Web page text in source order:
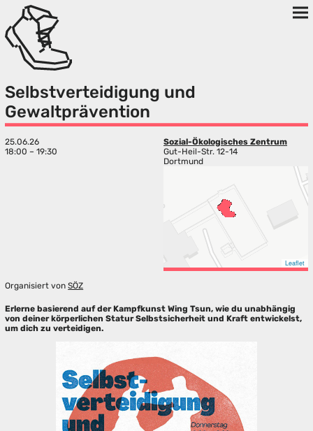
Selbstverteidigung und
Gewaltprävention
25.06.26
18:00 – 19:30
Sozial-Ökologisches Zentrum
Gut-Heil-Str. 12-14
Dortmund
Leaflet
Organisiert vonSÖZ
Erlerne basierend auf der Kampfkunst Wing Tsun, wie du unabhängig
von deiner körperlichen Statur Selbstsicherheit und Kraft entwickelst,
um dich zu verteidigen.